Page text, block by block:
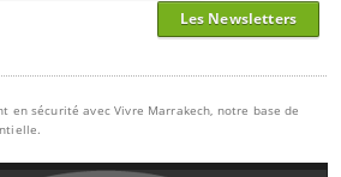
Les Newsletters
en sécurité avec Vivre Marrakech, notre base de